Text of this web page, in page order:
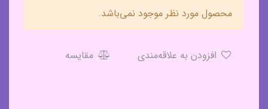
محصول مورد نظر موجود نمی‌باشد.
مقایسه